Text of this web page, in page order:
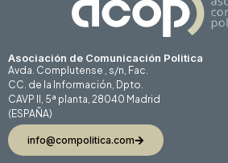
Asociación de Comunicación Politica
Avda. Complutense , s/n, Fac.
CC. de la Información, Dpto.
CAVP II, 5ª planta, 28040 Madrid
(ESPAÑA)
info@compolitica.com